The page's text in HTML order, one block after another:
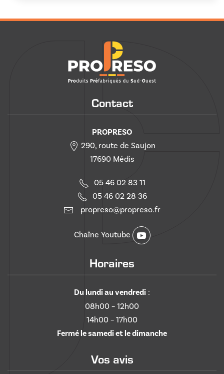
Contact
PROPRESO
290, route de Saujon
17690 Médis
05 46 02 83 11
05 46 02 28 36
propreso@propreso.fr
Chaîne Youtube
Horaires
Du lundi au vendredi :
08h00 – 12h00
14h00 – 17h00
Fermé le samedi et le dimanche
Vos avis